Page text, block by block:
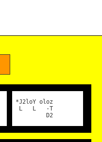
*J2loY oloz
L L -T
D2